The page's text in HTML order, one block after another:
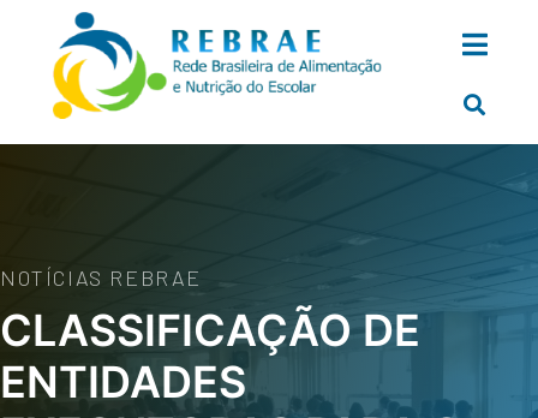
NOTÍCIAS REBRAE
CLASSIFICAÇÃO DE
ENTIDADES